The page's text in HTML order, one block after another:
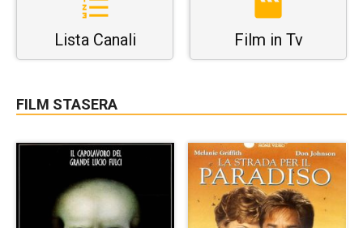
Lista Canali Film in Tv
FILM STASERA